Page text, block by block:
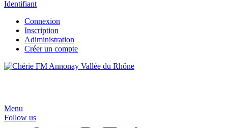
Identifiant
Connexion
Inscription
Adiministration
Créer un compte
Menu
Follow us